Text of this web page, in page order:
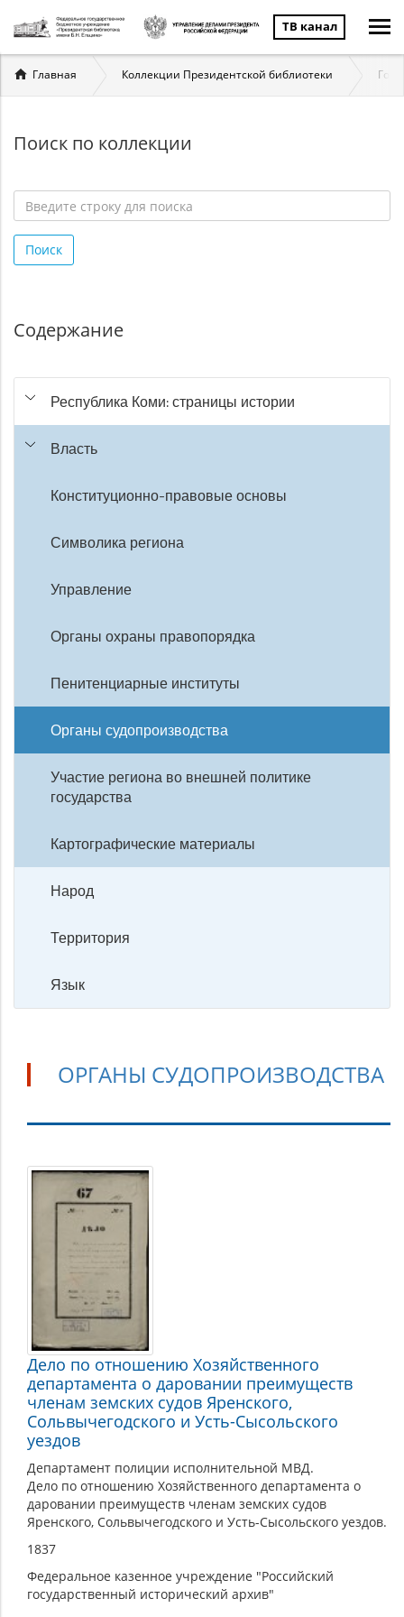
ТВ канал
Вы
здесь
Главная Коллекции Президентской библиотеки
Поиск по коллекции
строку
для
Поиск
Содержание
Республика Коми: страницы истории
Власть
Конституционно-правовые основы
Символика региона
Управление
Органы охраны правопорядка
Пенитенциарные институты
Органы судопроизводства
Участие региона во внешней политике
государства
Картографические материалы
Народ
Территория
Язык
ОРГАНЫ СУДОПРОИЗВОДСТВА
Органы
судопроизводства
Дело по отношению Хозяйственного
департамента о даровании преимуществ
членам земских судов Яренского,
Сольвычегодского и Усть-Сысольского
уездов
Департамент полиции исполнительной МВД.
Дело по отношению Хозяйственного департамента о
даровании преимуществ членам земских судов
Яренского, Сольвычегодского и Усть-Сысольского уездов.
1837
Федеральное казенное учреждение "Российский
государственный исторический архив"